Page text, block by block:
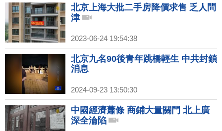
北京上海大批二手房降價求售 乏人問
津
2023-06-24 19:54:38
北京九名90後青年跳橋輕生 中共封鎖
消息
2024-09-23 13:50:30
中國經濟蕭條 商鋪大量關門 北上廣
深全淪陷